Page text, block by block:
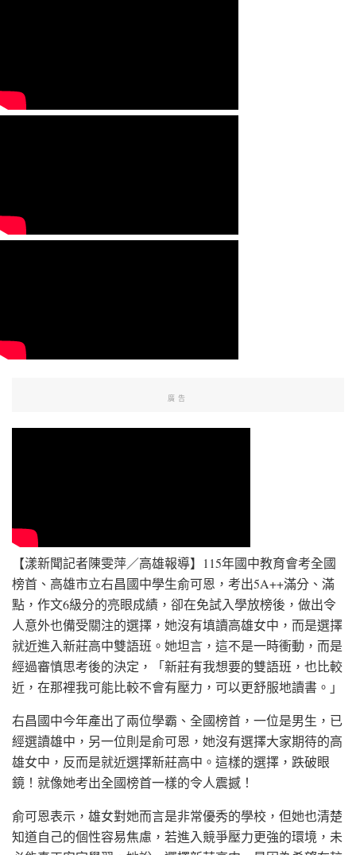
廣告
【漾新聞記者陳雯萍／高雄報導】115年國中教育會考全國
榜首、高雄市立右昌國中學生俞可恩，考出5A++滿分、滿
點，作文6級分的亮眼成績，卻在免試入學放榜後，做出令
人意外也備受關注的選擇，她沒有填讀高雄女中，而是選擇
就近進入新莊高中雙語班。她坦言，這不是一時衝動，而是
經過審慎思考後的決定，「新莊有我想要的雙語班，也比較
近，在那裡我可能比較不會有壓力，可以更舒服地讀書。」
右昌國中今年產出了兩位學霸、全國榜首，一位是男生，已
經選讀雄中，另一位則是俞可恩，她沒有選擇大家期待的高
雄女中，反而是就近選擇新莊高中。這樣的選擇，跌破眼
鏡！就像她考出全國榜首一樣的令人震撼！
俞可恩表示，雄女對她而言是非常優秀的學校，但她也清楚
知道自己的個性容易焦慮，若進入競爭壓力更強的環境，未